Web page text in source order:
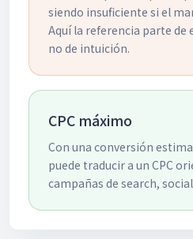
siendo insuficiente si el
Aquí la referencia parte
no de intuición.
CPC máximo
Con una conversión
puede traducir a un CPC
campañas de search,